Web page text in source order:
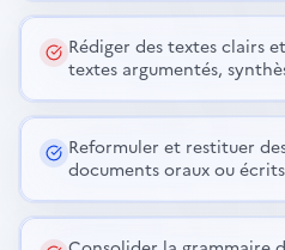
Rédiger des textes clairs
textes argumentés,
Reformuler et restituer
documents oraux ou écrits